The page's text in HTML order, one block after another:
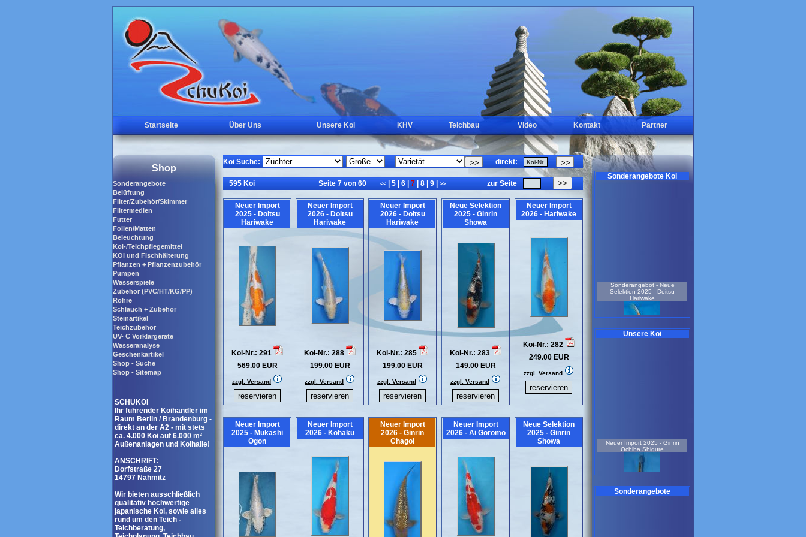
Startseite Über Uns Unsere Koi KHV Teichbau Video Kontakt Partner
Shop
Sonderangebote
Belüftung
Filter/Zubehör/Skimmer
Filtermedien
Futter
Folien/Matten
Beleuchtung
Koi-/Teichpflegemittel
KOI und Fischhälterung
Pflanzen + Pflanzenzubehör
Pumpen
Wasserspiele
Zubehör (PVC/HT/KG/PP)
Rohre
Schlauch + Zubehör
Steinartikel
Teichzubehör
UV- C Vorklärgeräte
Wasseranalyse
Geschenkartikel
Shop - Suche
Shop - Sitemap
SCHUKOI
Ihr führender Koihändler im
Raum Berlin / Brandenburg -
direkt an der A2 - mit stets
ca. 4.000 Koi auf 6.000 m²
Außenanlagen und Koihalle!
ANSCHRIFT:
Dorfstraße 27
14797 Nahmitz
Wir bieten ausschließlich
qualitativ hochwertige
japanische Koi, sowie alles
rund um den Teich -
Teichberatung,
Koi Suche: direkt:
595 Koi Seite 7 von 60 << 5 6 7 8 9 >> zur Seite >>
Neuer Import
2025 - Doitsu
Hariwake
Koi-Nr.: 291
569.00 EUR
zzgl. Versand
Neuer Import
2026 - Doitsu
Hariwake
Koi-Nr.: 288
199.00 EUR
zzgl. Versand
Neuer Import
2026 - Doitsu
Hariwake
Koi-Nr.: 285
199.00 EUR
zzgl. Versand
Neue Selektion
2025 - Ginrin
Showa
Koi-Nr.: 283
149.00 EUR
zzgl. Versand
Neuer Import
2026 - Hariwake
Koi-Nr.: 282
249.00 EUR
zzgl. Versand
Neuer Import
2025 - Mukashi
Ogon
Neuer Import
2026 - Kohaku
Neuer Import
2026 - Ginrin
Chagoi
Neuer Import
2026 - Ai Goromo
Neue Selektion
2025 - Ginrin
Showa
Sonderangebote Koi
Sonderangebot - Neue
Selektion 2025 - Doitsu
Hariwake
Unsere Koi
Neuer Import 2025 - Ginrin
Ochiba Shigure
Sonderangebote